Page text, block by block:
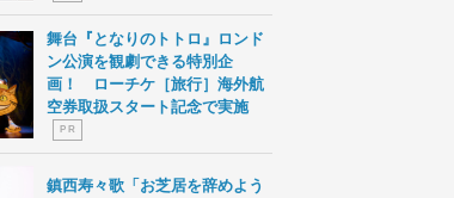
舞台『となりのトトロ』ロンド
ン公演を観劇できる特別企
画！ ローチケ［旅行］海外航
空券取扱スタート記念で実施
P R
鎮西寿々歌「お芝居を辞めよう